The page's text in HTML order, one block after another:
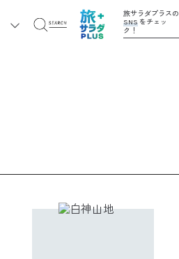
旅サラダプラスの
SNSをチェッ
ク！